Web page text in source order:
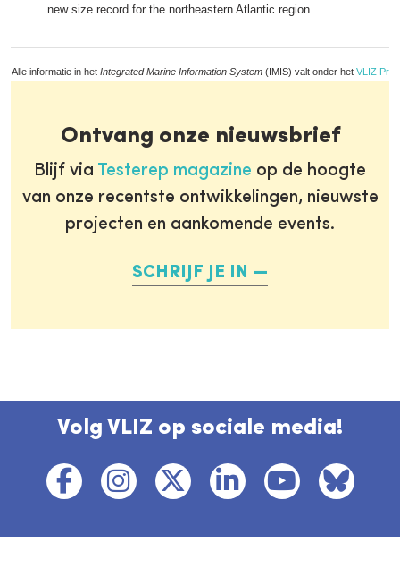
new size record for the northeastern Atlantic region.
Alle informatie in het Integrated Marine Information System (IMIS) valt onder het VLIZ
Ontvang onze nieuwsbrief
Blijf via Testerep magazine op de hoogte
van onze recentste ontwikkelingen, nieuwste
projecten en aankomende events.
SCHRIJF JE IN
Volg VLIZ op sociale media!